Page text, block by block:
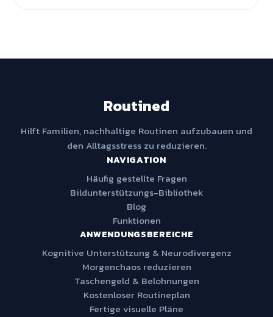
Routined
Hilft Familien, nachhaltige Routinen aufzubauen und
den Alltagsstress zu reduzieren.
NAVIGATION
Häufig gestellte Fragen
Bildunterstützungs-Bibliothek
Blog
Funktionen
ANWENDUNGSBEREICHE
Kognitive Unterstützung & Neurodivergenz
Morgenchaos reduzieren
Taschengeld & Belohnungen
Kostenloser Routineplan
Fertige visuelle Pläne